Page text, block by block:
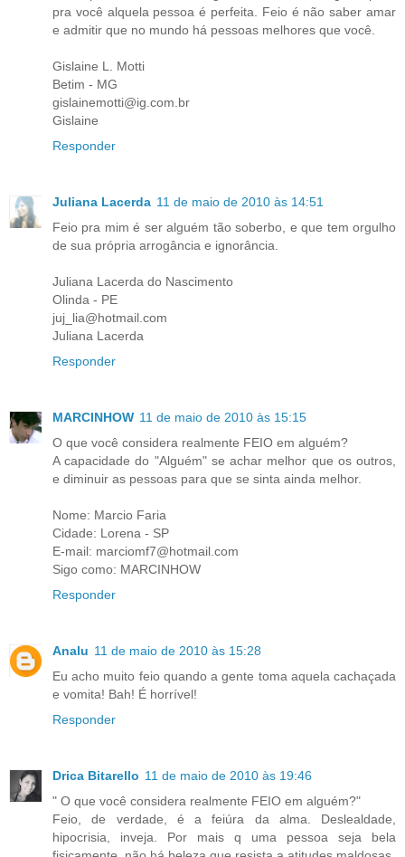
pra você alquela pessoa é perfeita. Feio é não saber amar
e admitir que no mundo há pessoas melhores que você.
Gislaine L. Motti
Betim - MG
gislainemotti@ig.com.br
Gislaine
Responder
Juliana Lacerda 11 de maio de 2010 às 14:51
Feio pra mim é ser alguém tão soberbo, e que tem orgulho
de sua própria arrogância e ignorância.
Juliana Lacerda do Nascimento
Olinda - PE
juj_lia@hotmail.com
Juliana Lacerda
Responder
MARCINHOW 11 de maio de 2010 às 15:15
O que você considera realmente FEIO em alguém?
A capacidade do "Alguém" se achar melhor que os outros,
e diminuir as pessoas para que se sinta ainda melhor.
Nome: Marcio Faria
Cidade: Lorena - SP
E-mail: marciomf7@hotmail.com
Sigo como: MARCINHOW
Responder
Analu 11 de maio de 2010 às 15:28
Eu acho muito feio quando a gente toma aquela cachaçada
e vomita! Bah! É horrível!
Responder
Drica Bitarello 11 de maio de 2010 às 19:46
" O que você considera realmente FEIO em alguém?"
Feio, de verdade, é a feiúra da alma. Deslealdade,
hipocrisia, inveja. Por mais q uma pessoa seja bela